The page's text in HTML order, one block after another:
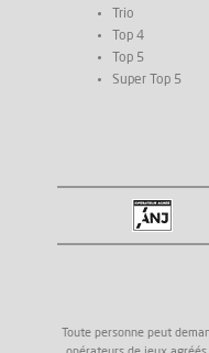
Trio
Top 4
Top 5
Super Top 5
Toute personne peut